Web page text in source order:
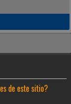
de este sitio?